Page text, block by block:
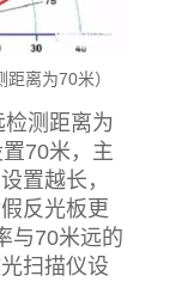
离为70米）
测距离为
70米，主
置越长，
反光板更
与70米远的
扫描仪设